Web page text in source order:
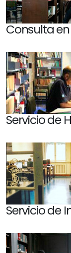
Consulta
Servicio de
Servicio de